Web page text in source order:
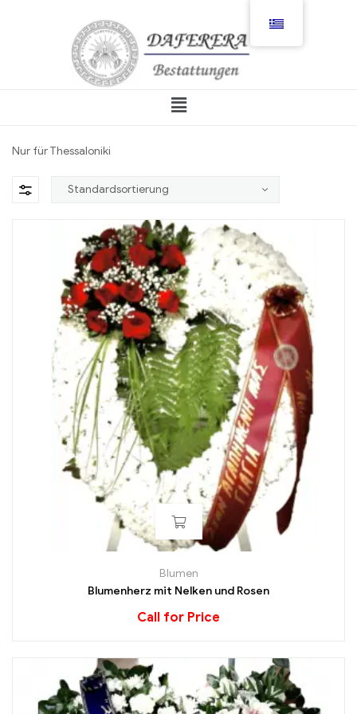
Nur für Thessaloniki
Blumen
Blumenherz mit Nelken und Rosen
Call for Price